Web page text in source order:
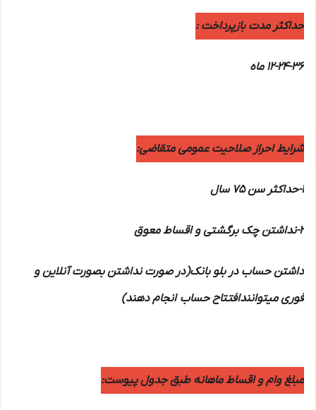
حداکثر مدت بازپرداخت :
12-24-36 ماه
شرایط احراز صلاحیت عمومی متقاضی:
1-حداکثر سن 75 سال
2-نداشتن چک برگشتی و اقساط معوق
داشتن حساب در بلو بانک(در صورت نداشتن بصورت آنلاین و
فوری میتوانندافتتاح حساب انجام دهند)
مبلغ وام و اقساط ماهانه طبق جدول پیوست: